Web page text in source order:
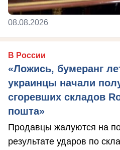
08.08.2026
В России
«Ложись, бумеранг
украинцы начали
сгоревших складов
пошта»
Продавцы жалуются на
результате ударов по